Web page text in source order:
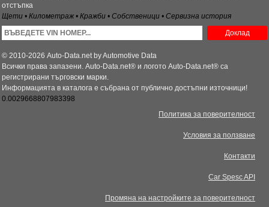
отстъпка
Щети • Километраж • Кражби • Собственици • Сервизна история
Доклад
© 2010-2026 Auto-Data.net by Automotive Data
Всички права запазени. Auto-Data.net® и логото Auto-Data.net® са
регистрирани търговски марки.
Информацията в каталога е събрана от публично достъпни източници!
0.0029668807983398
Политика за поверителност
Условия за ползване
Контакти
Car Spesc API
Промяна на настройките за поверителност